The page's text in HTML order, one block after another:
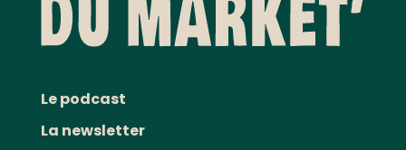
Le podcast
La newsletter